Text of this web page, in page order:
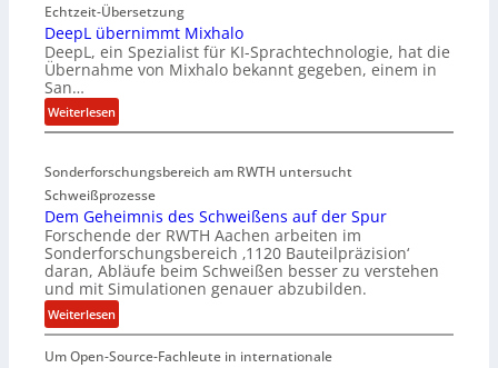
v
a
-
M
a
r
i
G
l
e
n
z
w
i
r
d
Echtzeit-Übersetzung
DeepL übernimmt Mixhalo
DeepL, ein Spezialist für KI-Sprachtechnologie, hat die
Übernahme von Mixhalo bekannt gegeben, einem in
San…
Weiterlesen:
D
e
p
L
ü
b
e
r
n
m
Sonderforschungsbereich am RWTH untersucht
Schweißprozesse
Dem Geheimnis des Schweißens auf der Spur
Forschende der RWTH Aachen arbeiten im
Sonderforschungsbereich ‚1120 Bauteilpräzision‘
daran, Abläufe beim Schweißen besser zu verstehen
und mit Simulationen genauer abzubilden.
Weiterlesen:
D
e
Um Open-Source-Fachleute in internationale